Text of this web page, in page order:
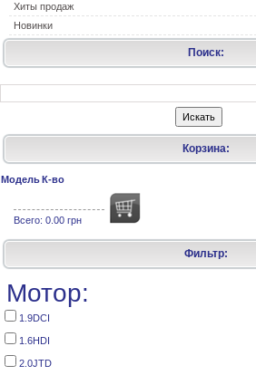
Хиты продаж
Новинки
Поиск:
Корзина:
Модель К-во
Всего: 0.00 грн
Фильтр:
Мотор:
1.9DCI
1.6HDI
2.0JTD